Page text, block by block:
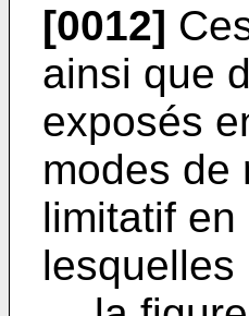
[0012]
ainsi que
exposés
modes de
limitatif
lesquelles